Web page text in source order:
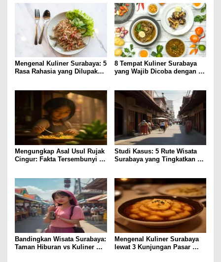
Mengenal Kuliner Surabaya: 5
Rasa Rahasia yang Dilupakan
8 Tempat Kuliner Surabaya
yang Wajib Dicoba dengan
Mengungkap Asal Usul Rujak
Cingur: Fakta Tersembunyi di
Studi Kasus: 5 Rute Wisata
Surabaya yang Tingkatkan
Bandingkan Wisata Surabaya:
Taman Hiburan vs Kuliner
Mengenal Kuliner Surabaya
lewat 3 Kunjungan Pasar